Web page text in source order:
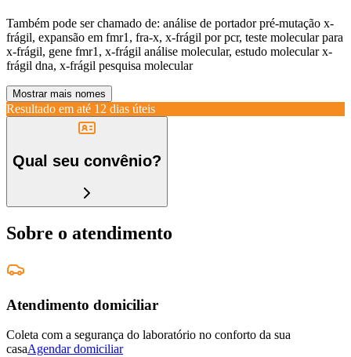
Também pode ser chamado de: análise de portador pré-mutação x-
frágil, expansão em fmr1, fra-x, x-frágil por pcr, teste molecular para
x-frágil, gene fmr1, x-frágil análise molecular, estudo molecular x-
frágil dna, x-frágil pesquisa molecular
Mostrar mais nomes
Resultado em até 12 dias úteis
Qual seu convênio?
Sobre o atendimento
Atendimento domiciliar
Coleta com a segurança do laboratório no conforto da sua
casaAgendar domiciliar